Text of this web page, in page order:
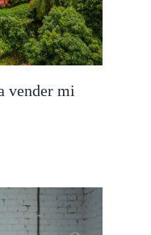
vender mi